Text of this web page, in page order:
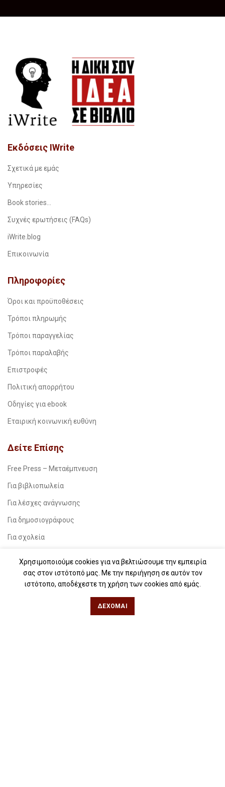
Εκδόσεις IWrite
Σχετικά με εμάς
Υπηρεσίες
Book stories…
Συχνές ερωτήσεις (FAQs)
iWrite.blog
Επικοινωνία
Πληροφορίες
Όροι και προϋποθέσεις
Τρόποι πληρωμής
Τρόποι παραγγελίας
Τρόποι παραλαβής
Επιστροφές
Πολιτική απορρήτου
Οδηγίες για ebook
Εταιρική κοινωνική ευθύνη
Δείτε Επίσης
Free Press – Μεταέμπνευση
Για βιβλιοπωλεία
Για λέσχες ανάγνωσης
Για δημοσιογράφους
Για σχολεία
Θεσσαλονίκη
Χρησιμοποιούμε cookies για να βελτιώσουμε την εμπειρία
σας στον ιστότοπό μας. Με την περιήγηση σε αυτόν τον
ιστότοπο, αποδέχεστε τη χρήση των cookies από εμάς.
ΔΈΧΟΜΑΙ